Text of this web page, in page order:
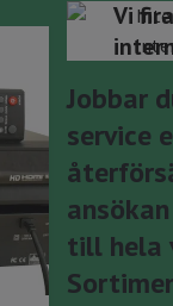
&
Vi
Jobbar
service
till hela